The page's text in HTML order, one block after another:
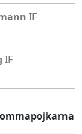
IF
IF